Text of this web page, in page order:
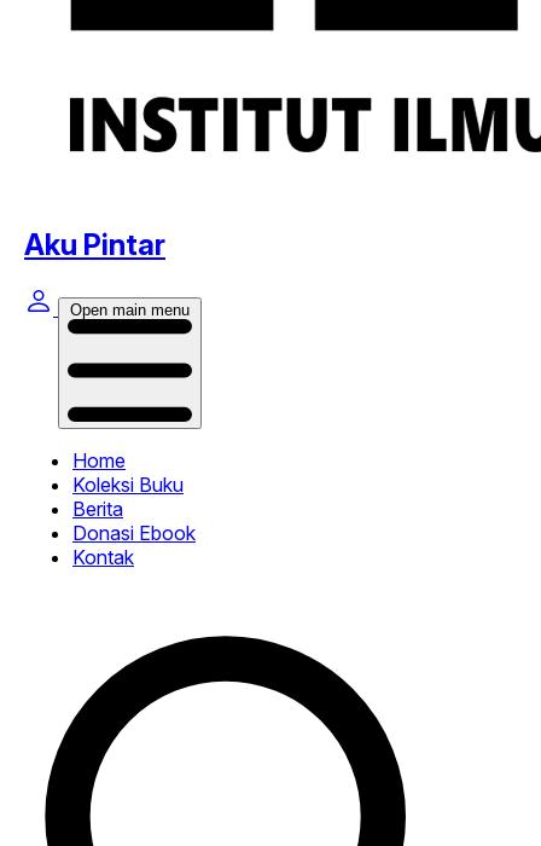
Aku Pintar
Open main menu
Home
Koleksi Buku
Berita
Donasi Ebook
Kontak